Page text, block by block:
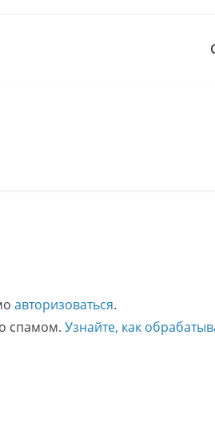
авторизоваться.
спамом. Узнайте, как